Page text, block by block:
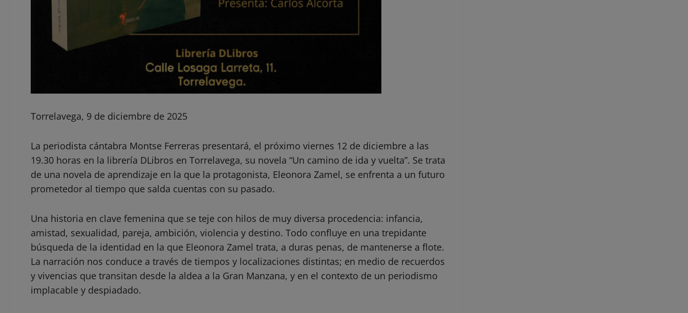
Torrelavega, 9 de diciembre de 2025
La periodista cántabra Montse Ferreras presentará, el próximo viernes 12 de diciembre a las
19.30 horas en la librería DLibros en Torrelavega, su novela “Un camino de ida y vuelta”. Se trata
de una novela de aprendizaje en la que la protagonista, Eleonora Zamel, se enfrenta a un futuro
prometedor al tiempo que salda cuentas con su pasado.
Una historia en clave femenina que se teje con hilos de muy diversa procedencia: infancia,
amistad, sexualidad, pareja, ambición, violencia y destino. Todo confluye en una trepidante
búsqueda de la identidad en la que Eleonora Zamel trata, a duras penas, de mantenerse a flote.
La narración nos conduce a través de tiempos y localizaciones distintas; en medio de recuerdos
y vivencias que transitan desde la aldea a la Gran Manzana, y en el contexto de un periodismo
implacable y despiadado.